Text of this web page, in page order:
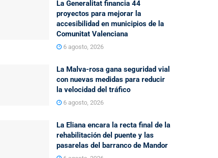
La Generalitat financia 44
proyectos para mejorar la
accesibilidad en municipios de la
Comunitat Valenciana
6 agosto, 2026
La Malva-rosa gana seguridad vial
con nuevas medidas para reducir
la velocidad del tráfico
6 agosto, 2026
La Eliana encara la recta final de la
rehabilitación del puente y las
pasarelas del barranco de Mandor